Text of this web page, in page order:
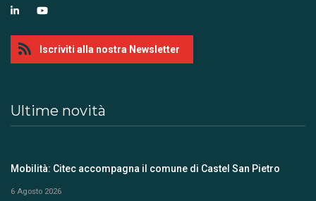
Iscriviti alla nostra Newsletter
Ultime novità
Mobilità: Citec accompagna il comune di Castel San Pietro
6 Agosto 2026